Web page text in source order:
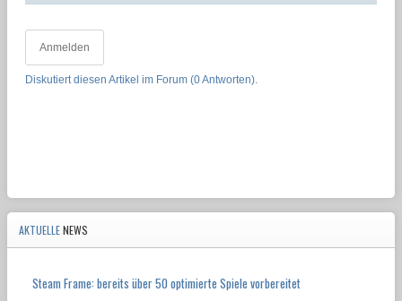
Anmelden
Diskutiert diesen Artikel im Forum (0 Antworten).
AKTUELLENEWS
Steam Frame: bereits über 50 optimierte Spiele vorbereitet